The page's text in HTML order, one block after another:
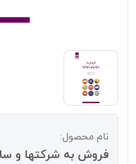
نام محصول:
فروش به شرکتها و